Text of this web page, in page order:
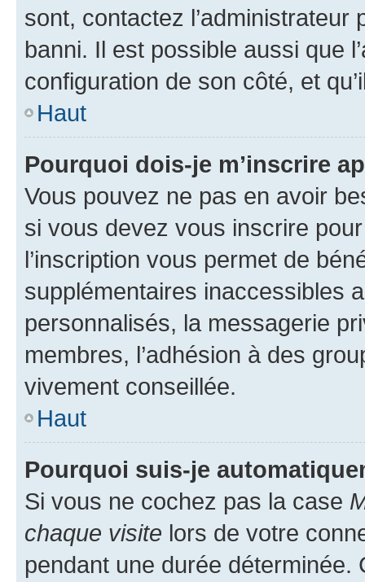
sont, contactez l’administrateur
banni. Il est possible aussi que
configuration de son côté, et
Haut
Pourquoi dois-je m’inscrire
Vous pouvez ne pas en avoir
si vous devez vous inscrire
l’inscription vous permet de
supplémentaires inaccessibles
personnalisés, la messagerie
membres, l’adhésion à des
vivement conseillée.
Haut
Pourquoi suis-je
Si vous ne cochez pas la case
chaque visite lors de votre
pendant une durée déterminée.